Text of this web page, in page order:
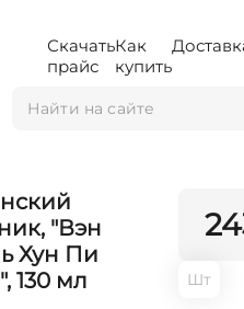
Скачать
прайс
Как
купить
"Вэн
Хун Пи
130 мл
Шт